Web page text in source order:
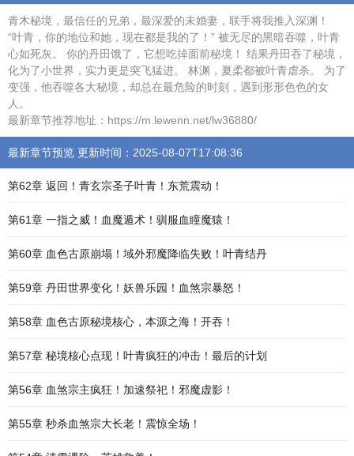
青木秘境，最信任的兄弟，最深爱的未婚妻，联手将我推入深渊！
“叶青，你的地位和她，现在都是我的了！” 被无尽的黑暗吞噬，叶青
心如死灰。 你的丹田饿了，它想吃掉面前秘境！ 结果丹田吞了秘境，
化为了小世界，实力更是突飞猛进。 林渊，夏柔都被叶青虐杀。 为了
变强，他吞噬各大秘境，却总在最危险的时刻，遇到形形色色的女
人。
最新章节推荐地址：https://m.lewenn.net/lw36880/
最新章节预览 更新时间：2025-08-07T17:08:36
第62章 返回！青玄宗圣子叶青！东荒震动！
第61章 一指之威！血魔遁术！驯服血瞳魔猿！
第60章 血色古原崩塌！域外邪魔降临失败！叶青结丹
第59章 丹田世界变化！妖兽乐园！血煞宗暴怒！
第58章 血色古原秘境核心，本源之海！开吞！
第57章 秘境核心点现！叶青疯狂的冲击！最后的计划
第56章 血煞宗主疯狂！加速祭祀！邪魔虚影！
第55章 秒杀血煞宗大长老！震惊全场！